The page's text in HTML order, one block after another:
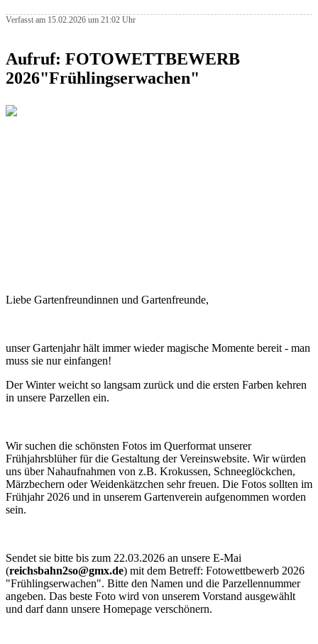
Verfasst am 15.02.2026 um 21:02 Uhr
Aufruf: FOTOWETTBEWERB
2026"Frühlingserwachen"
Liebe Gartenfreundinnen und Gartenfreunde,
unser Gartenjahr hält immer wieder magische Momente bereit - man
muss sie nur einfangen!
Der Winter weicht so langsam zurück und die ersten Farben kehren
in unsere Parzellen ein.
Wir suchen die schönsten Fotos im Querformat unserer
Frühjahrsblüher für die Gestaltung der Vereinswebsite. Wir würden
uns über Nahaufnahmen von z.B. Krokussen, Schneeglöckchen,
Märzbechern oder Weidenkätzchen sehr freuen. Die Fotos sollten im
Frühjahr 2026 und in unserem Gartenverein aufgenommen worden
sein.
Sendet sie bitte bis zum 22.03.2026 an unsere E-Mai
(reichsbahn2so@gmx.de) mit dem Betreff: Fotowettbewerb 2026
"Frühlingserwachen". Bitte den Namen und die Parzellennummer
angeben. Das beste Foto wird von unserem Vorstand ausgewählt
und darf dann unsere Homepage verschönern.